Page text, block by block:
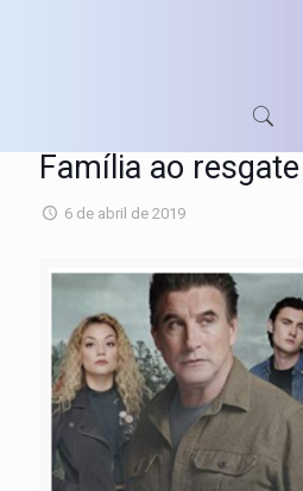
Família ao resgate
6 de abril de 2019